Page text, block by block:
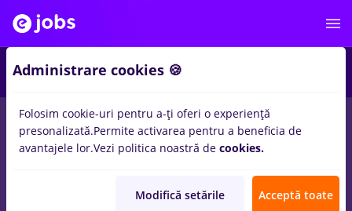
locuri de muncafaiantar, Full time in Bucuresti
experientainBanci, IT / Telecom
Administrare cookies 🍪
Folosim cookie-uri pentru a-ți oferi o experiență
presonalizată.Permite activarea pentru a beneficia de
avantajele lor.Vezi politica noastră de cookies.
Modifică setările Acceptă toate